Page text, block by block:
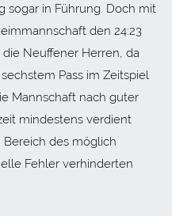
sogar in Führung. Doch mit
den 24:23
Neuffener Herren, da
Pass im Zeitspiel
Mannschaft nach guter
mindestens verdient
Bereich des möglich
Fehler verhinderten